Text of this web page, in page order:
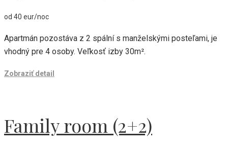
od 40 eur/noc
Apartmán pozostáva z 2 spální s manželskými posteľami, je
vhodný pre 4 osoby. Veľkosť izby 30m².
Zobraziť detail
Family room (2+2)